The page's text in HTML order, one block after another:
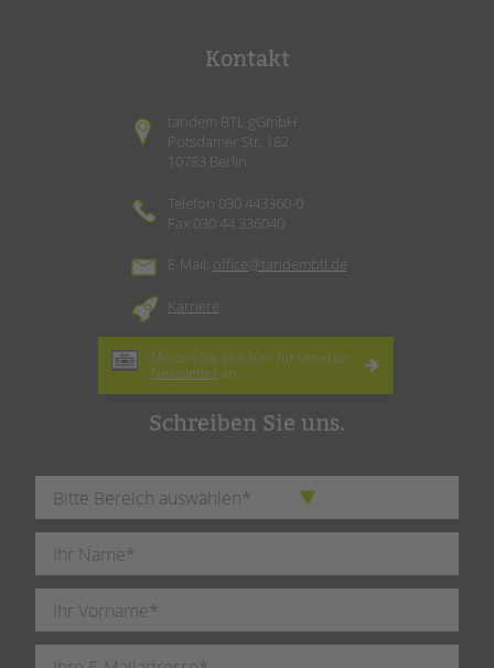
Kontakt
tandem BTL gGmbH
Potsdamer Str. 182
10783 Berlin
Telefon 030 443360-0
Fax 030 44 336040
E-Mail: office@tandembtl.de
Karriere
Melden Sie sich hier für unseren
Newsletter an.
Schreiben Sie uns.